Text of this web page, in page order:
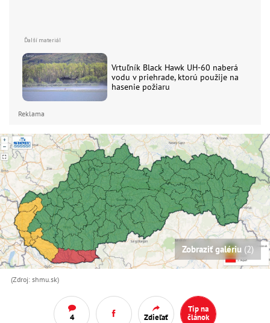
Vrtuľník Black Hawk UH-60 naberá
vodu v priehrade, ktorú použije na
hasenie požiaru
Reklama
Zobraziť galériu (2)
(Zdroj: shmu.sk)
4 Zdieľať
Tip na
článok